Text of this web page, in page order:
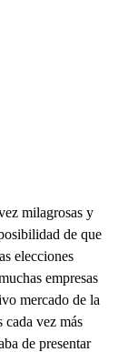
milagrosas y
de que
elecciones
empresas
mercado de la
vez más
de presentar